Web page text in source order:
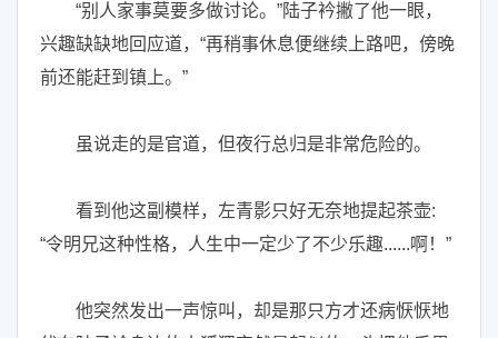
“别人家事莫要多做讨论。”陆子衿撇了他一眼，
兴趣缺缺地回应道，“再稍事休息便继续上路吧，傍晚
前还能赶到镇上。”
虽说走的是官道，但夜行总归是非常危险的。
看到他这副模样，左青影只好无奈地提起茶壶:
“令明兄这种性格，人生中一定少了不少乐趣......啊！”
他突然发出一声惊叫，却是那只方才还病恹恹地